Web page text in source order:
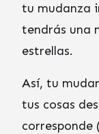
tu mudanza
tendrás una
estrellas.
Así, tu
tus cosas